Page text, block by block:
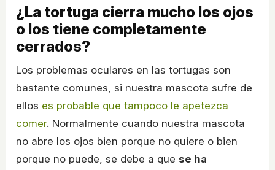
¿La tortuga cierra mucho los ojos
o los tiene completamente
cerrados?
Los problemas oculares en las tortugas son
bastante comunes, si nuestra mascota sufre de
ellos es probable que tampoco le apetezca
comer. Normalmente cuando nuestra mascota
no abre los ojos bien porque no quiere o bien
porque no puede, se debe a que se ha